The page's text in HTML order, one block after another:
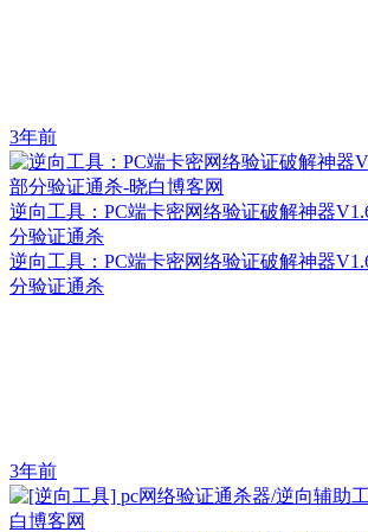
3年前
逆向工具：PC端卡密网络验证破解神器
分验证通杀
逆向工具：PC端卡密网络验证破解神器
分验证通杀
3年前